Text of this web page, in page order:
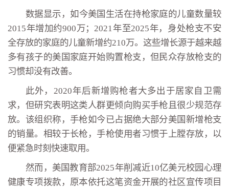
数据显示，如今美国生活在持枪家庭的儿童数量较
2015年增加约900万；2021年至2025年，身处枪支不安
全存放的家庭的儿童新增约210万。这些增长源于越来越
多有孩子的美国家庭开始购置枪支，但民众存放枪支的
习惯却没有改善。
此外，2020年后新增购枪者大多出于居家自卫需
求，但研究表明这类人群更倾向购买手枪且很少规范存
放。该组织称，手枪如今已占据绝大部分美国新增枪支
的销量。相较于长枪，手枪使用者习惯于上膛存放，以
便紧急时刻快速取用。
然而，美国教育部2025年削减近10亿美元校园心理
健康专项拨款，原本依托这笔资金开展的社区宣传项目